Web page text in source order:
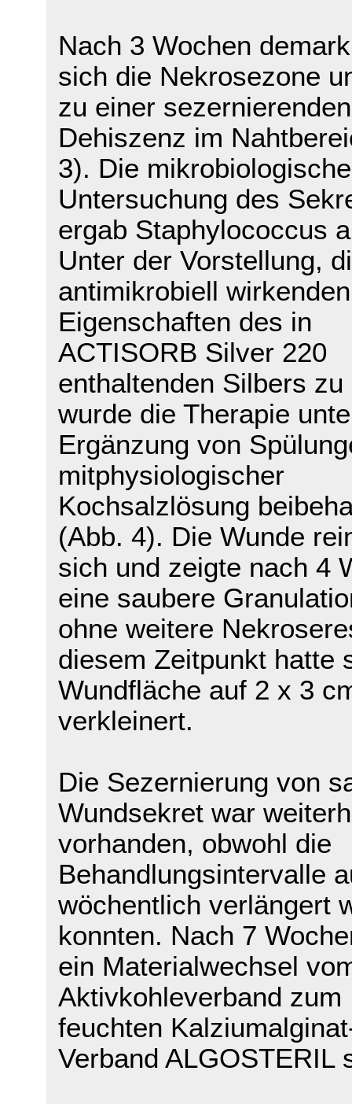
Nach 3 Wochen
sich die Nekrosezone
zu einer sezernierenden
Dehiszenz im
3). Die mikrobiologische
Untersuchung des
ergab Staphylococcus
Unter der Vorstellung,
antimikrobiell wirkenden
Eigenschaften des in
ACTISORB Silver 220
enthaltenden Silbers zu
wurde die Therapie
Ergänzung von
mitphysiologischer
Kochsalzlösung
(Abb. 4). Die Wunde
sich und zeigte nach 4
eine saubere
ohne weitere
diesem Zeitpunkt hatte
Wundfläche auf 2 x 3
verkleinert.
Die Sezernierung von
Wundsekret war
vorhanden, obwohl die
Behandlungsintervalle
wöchentlich verlängert
konnten. Nach 7
ein Materialwechsel
Aktivkohleverband zum
feuchten
Verband ALGOSTERIL